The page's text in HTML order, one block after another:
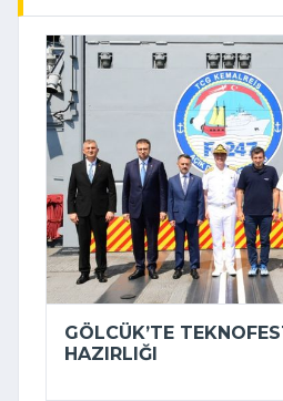
GÖLCÜK’TE
HAZIRLIĞI